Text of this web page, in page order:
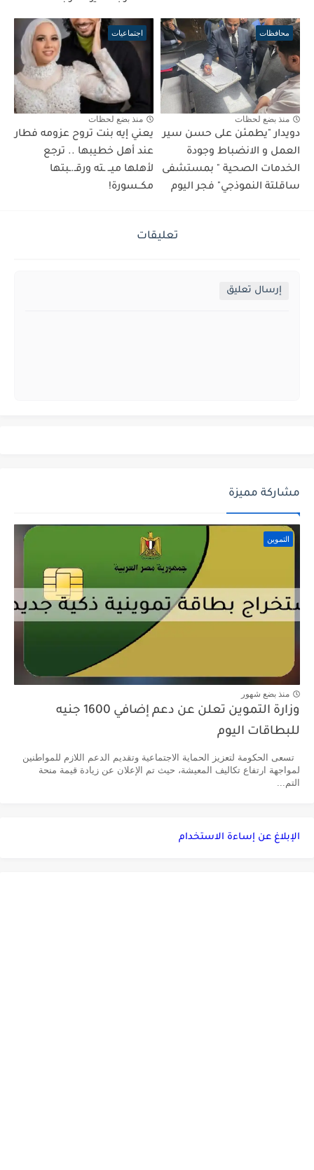
محافظات
منذ بضع لحظات
دويدار "يطمئن على حسن سير
العمل و الانضباط وجودة
الخدمات الصحية " بمستشفى
ساقلتة النموذجي" فجر اليوم
اجتماعيات
منذ بضع لحظات
يعني إيه بنت تروح عزومه فطار
عند أهل خطيبها .. ترجع
لأهلها ميــ ـته ورقـ.ـبتها
مكــسورة!
تعليقات
إرسال تعليق
مشاركة مميزة
التموين
منذ بضع شهور
وزارة التموين تعلن عن دعم إضافي 1600 جنيه
للبطاقات اليوم
تسعى الحكومة لتعزيز الحماية الاجتماعية وتقديم الدعم اللازم للمواطنين
لمواجهة ارتفاع تكاليف المعيشة، حيث تم الإعلان عن زيادة قيمة منحة
التم...
الإبلاغ عن إساءة الاستخدام